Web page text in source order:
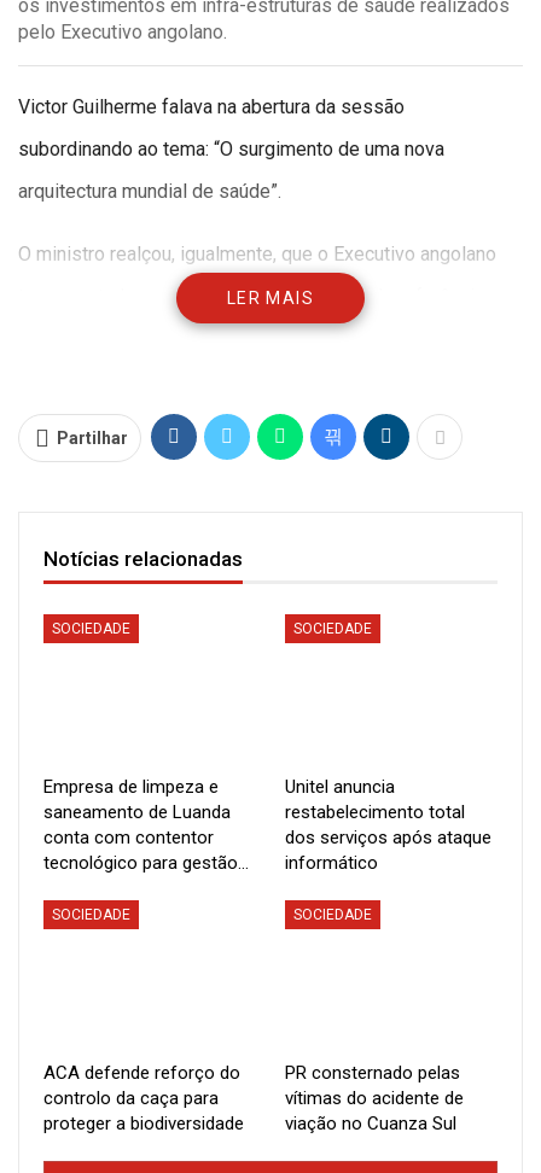
os investimentos em infra-estruturas de saúde realizados
pelo Executivo angolano.
Victor Guilherme falava na abertura da sessão
subordinando ao tema: “O surgimento de uma nova
arquitectura mundial de saúde”.
O ministro realçou, igualmente, que o Executivo angolano
tem apostado na construção de hospitais de referência e
de especialidade, ao mesmo tempo investe na formação
melhorar o Sistema Nacional de Saúde.
significativa, sendo que a mortalidade infantil caiu de 44
para 32 por 1.000 nados vivos, a mortalidade de menores
Estes resultados, disse, têm sido possíveis ainda com a
ajuda de parceiros de cooperação para o desenvolvimento,
a Iniciativa Global para Vacinas e Imunização (GAVI), Fundo
desafios, em relação aos quais o Governo de Angola está a
estudar modelos de Parcerias Público Privadas para a
gestão e requalificação de infra-estruturas hospitalares e a
LER MAIS
Partilhar
Notícias relacionadas
SOCIEDADE
Empresa de limpeza e
saneamento de Luanda
conta com contentor
tecnológico para gestão…
SOCIEDADE
Unitel anuncia
restabelecimento total
dos serviços após ataque
informático
SOCIEDADE
ACA defende reforço do
controlo da caça para
proteger a biodiversidade
SOCIEDADE
PR consternado pelas
vítimas do acidente de
viação no Cuanza Sul